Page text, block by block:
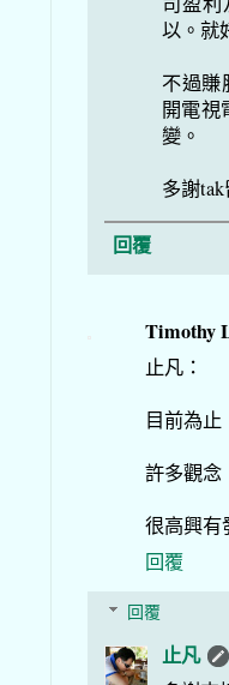
以。就
不過賺
開電視
變。
多謝
回覆
Timothy
止凡：
目前為
許多觀念
很高興有
回覆
回覆
止凡